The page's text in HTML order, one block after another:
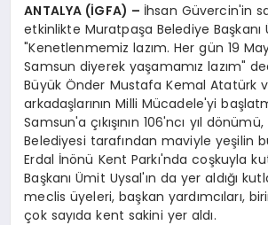
ANTALYA (İGFA) – İhsan Güvercin'in
etkinlikte Muratpaşa Belediye Başkanı
"Kenetlenmemiz lazım. Her gün 19
Samsun diyerek yaşamamız lazım"
Büyük Önder Mustafa Kemal Atatürk
arkadaşlarının Milli Mücadele'yi
Samsun'a çıkışının 106'ncı yıl
Belediyesi tarafından maviyle yeşilin
Erdal İnönü Kent Parkı'nda coşkuyla
Başkanı Ümit Uysal'ın da yer aldığı
meclis üyeleri, başkan yardımcıları,
çok sayıda kent sakini yer aldı.